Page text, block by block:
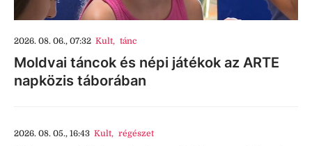
2026. 08. 06., 07:32 Kult, tánc
Moldvai táncok és népi játékok az ARTE
napközis táborában
2026. 08. 05., 16:43 Kult, régészet